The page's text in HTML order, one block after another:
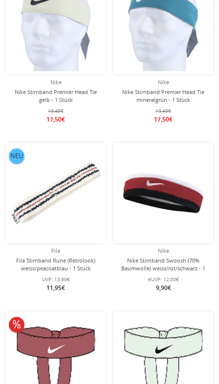
Nike
Nike Stirnband Premier Head Tie
gelb - 1 Stück
19,45€
17,50€
Nike
Nike Stirnband Premier Head Tie
mineralgrün - 1 Stück
19,45€
17,50€
Fila
Fila Stirnband Rune (Retrolook)
weiss/peacoatblau - 1 Stück
UVP: 13,99€
11,95€
NEU
Nike
Nike Stirnband Swoosh (70%
Baumwolle) weiss/rot/schwarz - 1
Stück
eUVP: 12,00€
9,90€
10% reduziert